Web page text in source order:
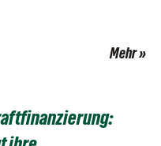
Mehr